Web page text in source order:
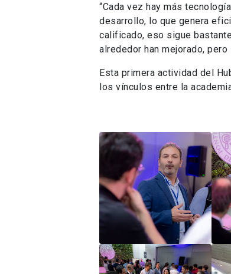
“Cada vez hay más
desarrollo, lo que genera
calificado, eso sigue
alrededor han mejorado,
Esta primera actividad del
los vínculos entre la